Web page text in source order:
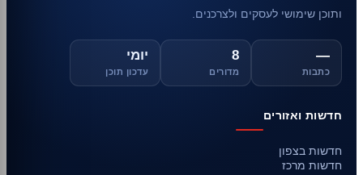
ותוכן שימושי לעסקים ולצרכנים.
—
כתבות
8
מדורים
יומי
עדכון תוכן
חדשות ואזורים
חדשות בצפון
חדשות מרכז